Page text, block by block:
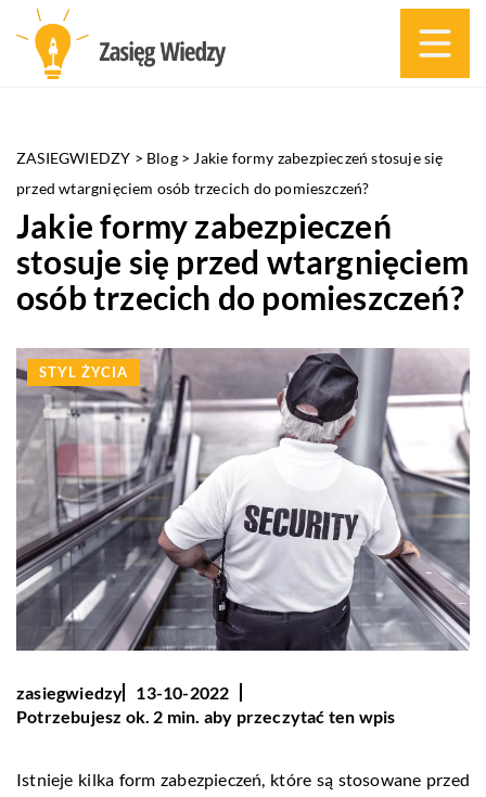
ZASIEGWIEDZY > Blog> Jakie formy zabezpieczeń stosuje się
przed wtargnięciem osób trzecich do pomieszczeń?
Jakie formy zabezpieczeń
stosuje się przed wtargnięciem
osób trzecich do pomieszczeń?
STYL ŻYCIA
zasiegwiedzy
13-10-2022
Potrzebujesz ok. 2 min. aby przeczytać ten wpis
Istnieje kilka form zabezpieczeń, które są stosowane przed